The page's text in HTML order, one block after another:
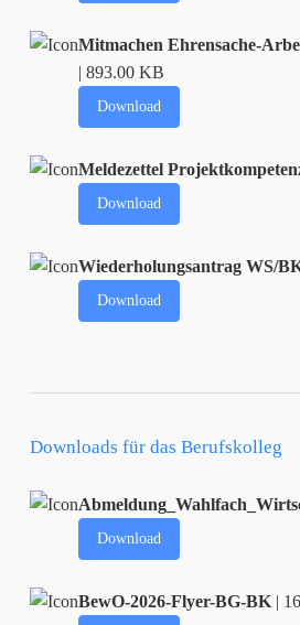
Mitmachen Ehrensache-
| 893.00 KB
Download
Meldezettel
Download
Wiederholungsantrag WS/
Download
Downloads für das Berufskolleg
Download
BewO-2026-Flyer-BG-BK |